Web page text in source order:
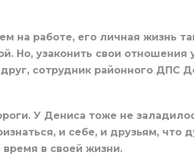
на работе, его личная жизнь
Но, узаконить свои отношения
сотрудник районного ДПС
У Дениса тоже не
и себе, и друзьям, что
в своей жизни.